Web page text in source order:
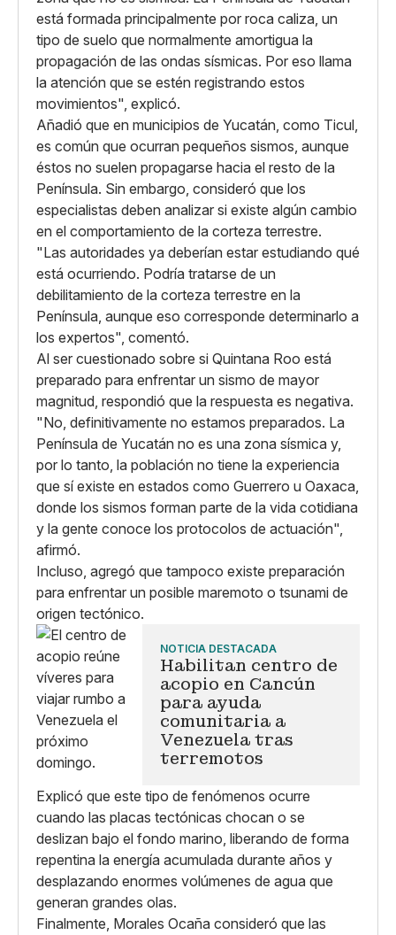
está formada principalmente por roca caliza, un
tipo de suelo que normalmente amortigua la
propagación de las ondas sísmicas. Por eso llama
la atención que se estén registrando estos
movimientos", explicó.
Añadió que en municipios de Yucatán, como Ticul,
es común que ocurran pequeños sismos, aunque
éstos no suelen propagarse hacia el resto de la
Península. Sin embargo, consideró que los
especialistas deben analizar si existe algún cambio
en el comportamiento de la corteza terrestre.
"Las autoridades ya deberían estar estudiando qué
está ocurriendo. Podría tratarse de un
debilitamiento de la corteza terrestre en la
Península, aunque eso corresponde determinarlo a
los expertos", comentó.
Al ser cuestionado sobre si Quintana Roo está
preparado para enfrentar un sismo de mayor
magnitud, respondió que la respuesta es negativa.
"No, definitivamente no estamos preparados. La
Península de Yucatán no es una zona sísmica y,
por lo tanto, la población no tiene la experiencia
que sí existe en estados como Guerrero u Oaxaca,
donde los sismos forman parte de la vida cotidiana
y la gente conoce los protocolos de actuación",
afirmó.
Incluso, agregó que tampoco existe preparación
para enfrentar un posible maremoto o tsunami de
origen tectónico.
NOTICIA DESTACADA
Habilitan centro de
acopio en Cancún
para ayuda
comunitaria a
Venezuela tras
terremotos
Explicó que este tipo de fenómenos ocurre
cuando las placas tectónicas chocan o se
deslizan bajo el fondo marino, liberando de forma
repentina la energía acumulada durante años y
desplazando enormes volúmenes de agua que
generan grandes olas.
Finalmente, Morales Ocaña consideró que las